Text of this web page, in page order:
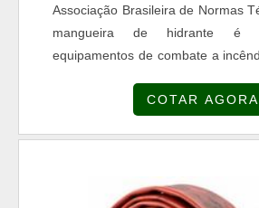
Associação Brasileira de Normas
mangueira de hidrante é
equipamentos de combate a
fios sintéticos e borracha natural,
necessário levar em consideração
envolvidos, desempenho esperado
COTAR AGORA